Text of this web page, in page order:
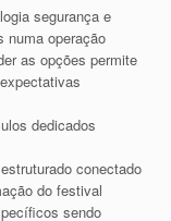
segurança e
numa operação
as opções permite
dedicados
conectado
do festival
sendo